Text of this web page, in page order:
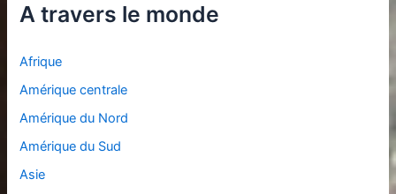
A travers le monde
Afrique
Amérique centrale
Amérique du Nord
Amérique du Sud
Asie